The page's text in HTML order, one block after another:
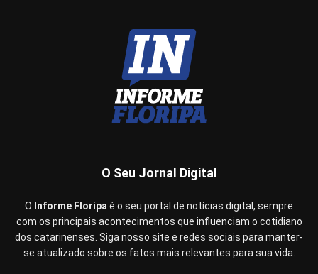
O Seu Jornal Digital
O Informe Floripa é o seu portal de notícias digital, sempre
com os principais acontecimentos que influenciam o cotidiano
dos catarinenses. Siga nosso site e redes sociais para manter-
se atualizado sobre os fatos mais relevantes para sua vida.